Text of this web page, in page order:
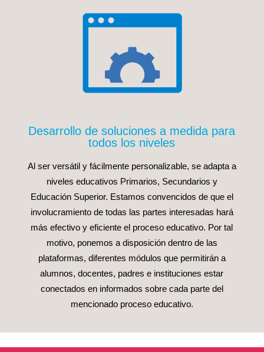
Desarrollo de soluciones a medida para
todos los niveles
Al ser versátil y fácilmente personalizable, se adapta a
niveles educativos Primarios, Secundarios y
Educación Superior. Estamos convencidos de que el
involucramiento de todas las partes interesadas hará
más efectivo y eficiente el proceso educativo. Por tal
motivo, ponemos a disposición dentro de las
plataformas, diferentes módulos que permitirán a
alumnos, docentes, padres e instituciones estar
conectados en informados sobre cada parte del
mencionado proceso educativo.